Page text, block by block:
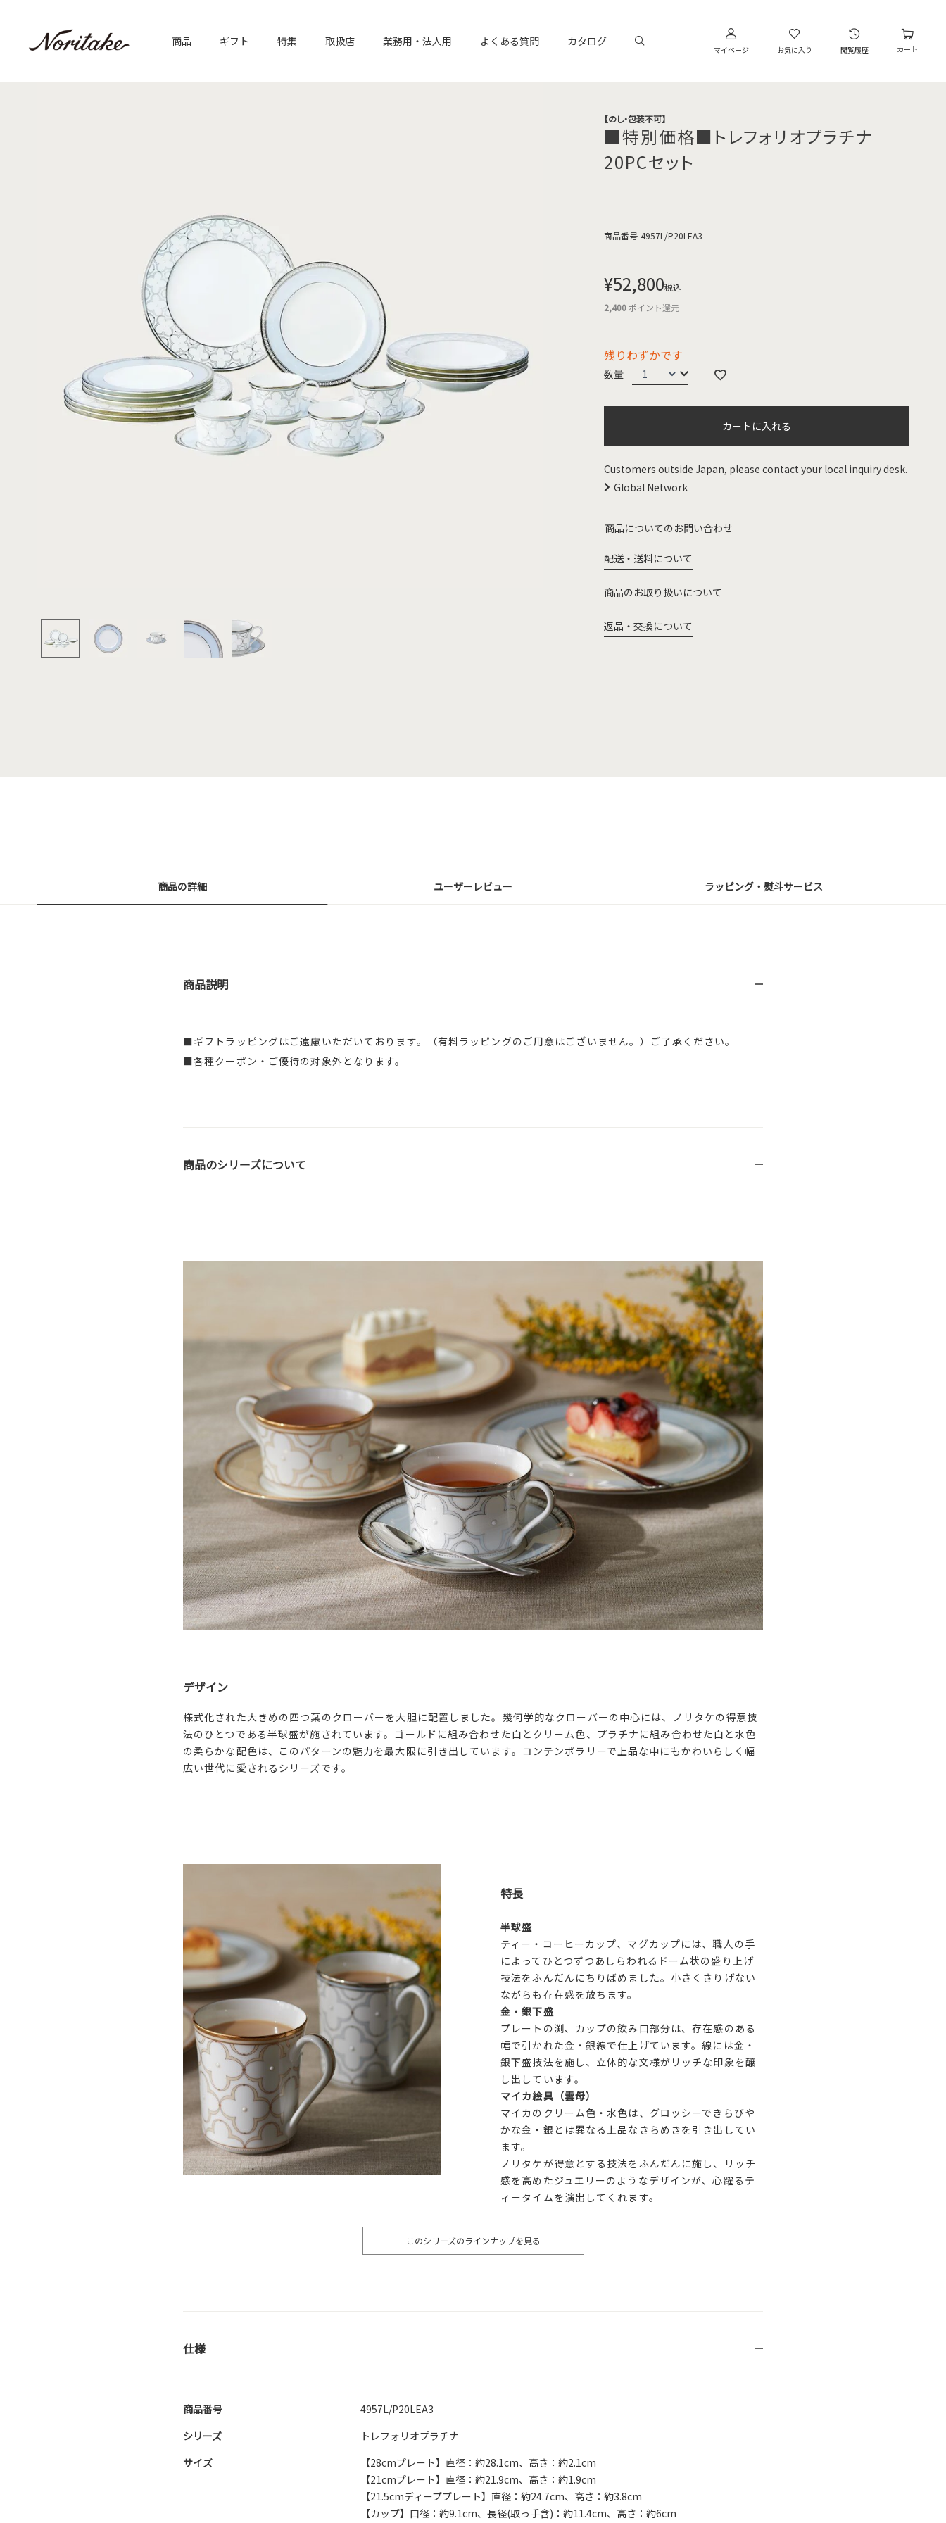
商品 ギフト 特集 取扱店 業務用・法人用 よくある質問 カタログ
マイページ お気に入り 閲覧履歴 カート
【のし・包装不可】
■特別価格■トレフォリオプラチナ
20PCセット
商品番号 4957L/P20LEA3
¥52,800税込
2,400ポイント還元
残りわずかです
カートに入れる
Customers outside Japan, please contact your local inquiry desk.
Global Network
商品についてのお問い合わせ
配送・送料について
商品のお取り扱いについて
返品・交換について
商品の詳細 ユーザーレビュー ラッピング・熨斗サービス
商品説明
■ギフトラッピングはご遠慮いただいております。（有料ラッピングのご用意はございません。）ご了承ください。
■各種クーポン・ご優待の対象外となります。
商品のシリーズについて
デザイン
様式化された大きめの四つ葉のクローバーを大胆に配置しました。幾何学的なクローバーの中心には、ノリタケの得意技
法のひとつである半球盛が施されています。ゴールドに組み合わせた白とクリーム色、プラチナに組み合わせた白と水色
の柔らかな配色は、このパターンの魅力を最大限に引き出しています。コンテンポラリーで上品な中にもかわいらしく幅
広い世代に愛されるシリーズです。
特長
半球盛
ティー・コーヒーカップ、マグカップには、職人の手
によってひとつずつあしらわれるドーム状の盛り上げ
技法をふんだんにちりばめました。小さくさりげない
ながらも存在感を放ちます。
金・銀下盛
プレートの渕、カップの飲み口部分は、存在感のある
幅で引かれた金・銀線で仕上げています。線には金・
銀下盛技法を施し、立体的な文様がリッチな印象を醸
し出しています。
マイカ絵具（雲母）
マイカのクリーム色・水色は、グロッシーできらびや
かな金・銀とは異なる上品なきらめきを引き出してい
ます。
ノリタケが得意とする技法をふんだんに施し、リッチ
感を高めたジュエリーのようなデザインが、心躍るテ
ィータイムを演出してくれます。
このシリーズのラインナップを見る
仕様
商品番号
4957L/P20LEA3
シリーズ
トレフォリオプラチナ
サイズ
【28cmプレート】直径：約28.1cm、高さ：約2.1cm
【21cmプレート】直径：約21.9cm、高さ：約1.9cm
【21.5cmディーププレート】直径：約24.7cm、高さ：約3.8cm
【カップ】口径：約9.1cm、長径(取っ手含)：約11.4cm、高さ：約6cm